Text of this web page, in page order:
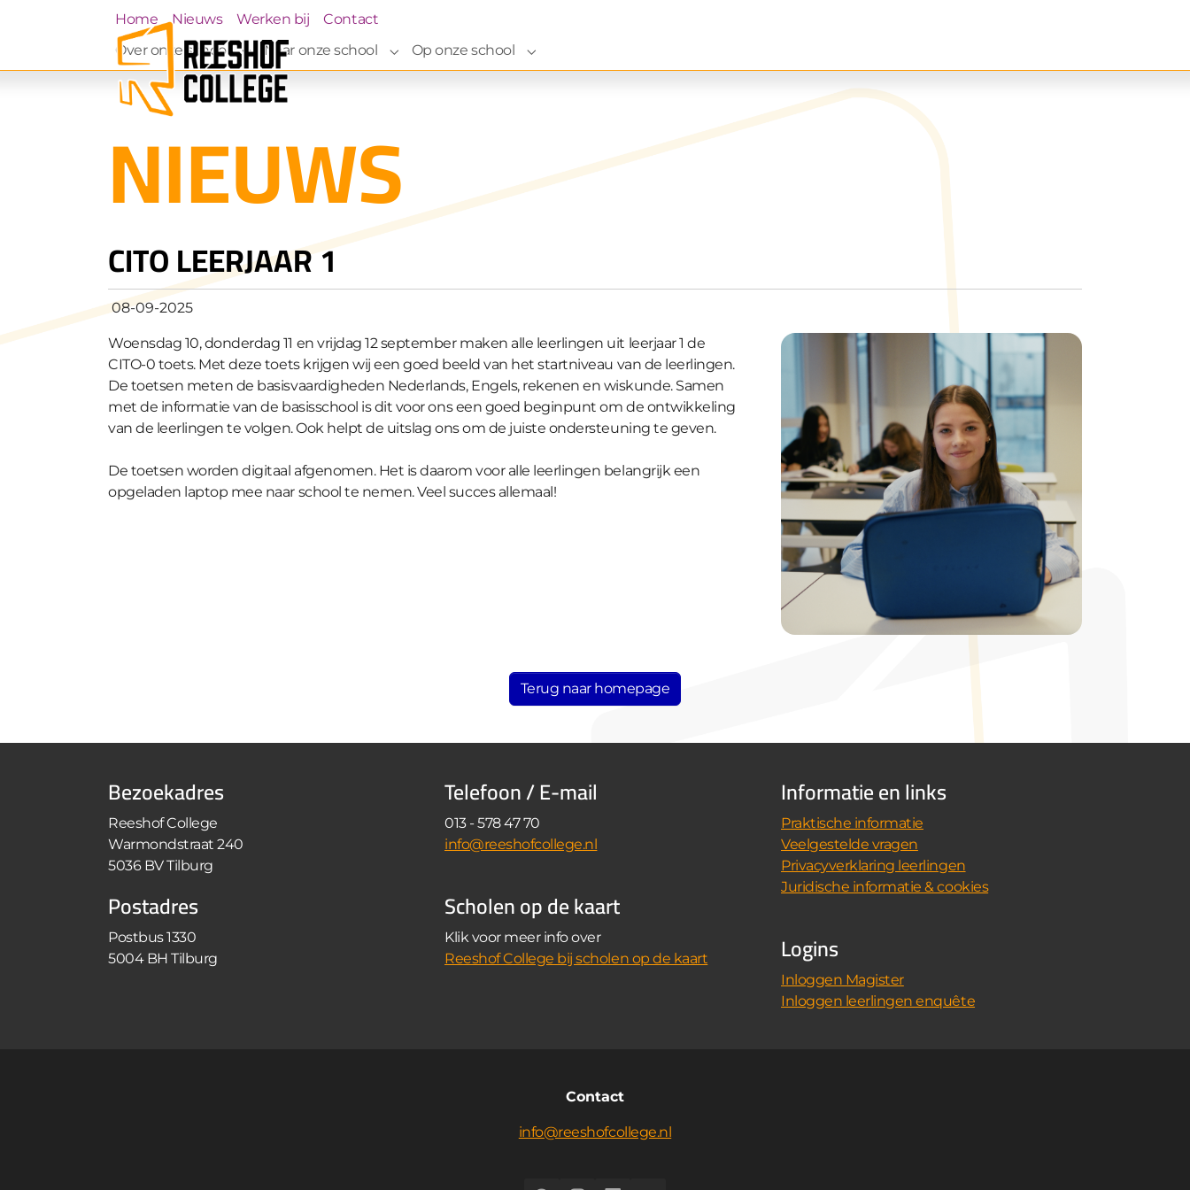
Skip to main navigation
Skip to main content
Skip to page footer
Home Nieuws(current)
Werken bij
Contact
Over onze school
Submenu for "Over onze school"
Naar onze school Submenu for "Naar onze school"
Op onze school Submenu for "Op onze school"
NIEUWS
CITO LEERJAAR 1
08-09-2025
Woensdag 10, donderdag 11 en vrijdag 12 september maken alle leerlingen uit leerjaar 1 de
CITO-0 toets. Met deze toets krijgen wij een goed beeld van het startniveau van de leerlingen.
De toetsen meten de basisvaardigheden Nederlands, Engels, rekenen en wiskunde. Samen
met de informatie van de basisschool is dit voor ons een goed beginpunt om de ontwikkeling
van de leerlingen te volgen. Ook helpt de uitslag ons om de juiste ondersteuning te geven.
De toetsen worden digitaal afgenomen. Het is daarom voor alle leerlingen belangrijk een
opgeladen laptop mee naar school te nemen. Veel succes allemaal!
Terug naar homepage
Bezoekadres
Reeshof College
Warmondstraat 240
5036 BV Tilburg
Postadres
Postbus 1330
5004 BH Tilburg
Telefoon / E-mail
013 - 578 47 70
info@reeshofcollege.nl
Scholen op de kaart
Klik voor meer info over
Reeshof College bij scholen op de kaart
Informatie en links
Praktische informatie
Veelgestelde vragen
Privacyverklaring leerlingen
Juridische informatie & cookies
Logins
Inloggen Magister
Inloggen leerlingen enquête
Contact
info@reeshofcollege.nl